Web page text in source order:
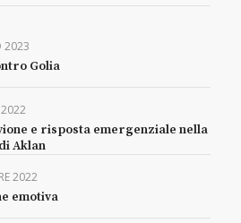
2023
Golia
2022
e risposta emergenziale nella
Aklan
2022
emotiva